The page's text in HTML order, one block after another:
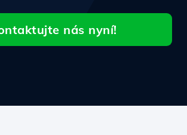
nás nyní!